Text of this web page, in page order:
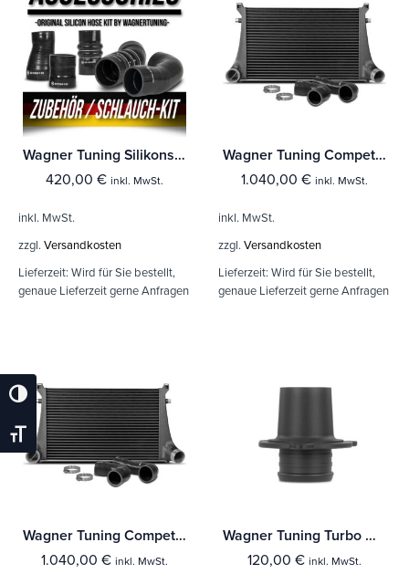
Umschalten Auf Hohe Kontraste
Schrift Vergrößern
Wagner Tuning Silikonschlauch Kit VAG 1,8-2,0TSI
420,00 € inkl. MwSt.
inkl. MwSt.
zzgl. Versandkosten
Lieferzeit: Wird für Sie bestellt,
genaue Lieferzeit gerne Anfragen
Wagner Tuning Competition Ladeluftkühler Kit VAG 1,8-2,0TSI Motoren EA888 Gen.3
1.040,00 € inkl. MwSt.
inkl. MwSt.
zzgl. Versandkosten
Lieferzeit: Wird für Sie bestellt,
genaue Lieferzeit gerne Anfragen
Wagner Tuning Competition Ladeluftkühler Kit VAG 1,8-2,0TSI Motoren EA888 Gen.3
1.040,00 € inkl. MwSt.
Wagner Tuning Turbo Outlet für VAG 1.8/2.0 TSI Motoren EA888 Gen.3
120,00 € inkl. MwSt.